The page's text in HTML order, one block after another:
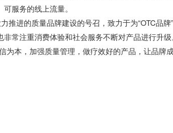
服务的线上流量。
推进的质量品牌建设的号召，致力于为“OTC品
常注重消费体验和社会服务不断对产品进行升
为本，加强质量管理，做疗效好的产品，让品牌